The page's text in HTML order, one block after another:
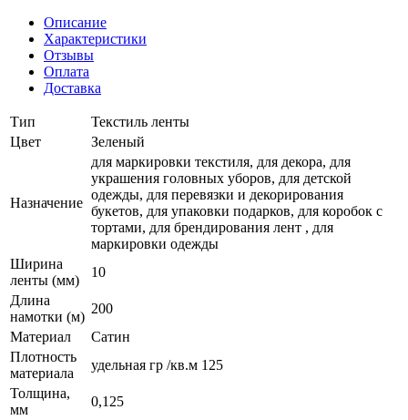
Описание
Характеристики
Отзывы
Оплата
Доставка
Тип
Текстиль ленты
Цвет
Зеленый
Назначение
для маркировки текстиля, для декора, для
украшения головных уборов, для детской
одежды, для перевязки и декорирования
букетов, для упаковки подарков, для коробок с
тортами, для брендирования лент , для
маркировки одежды
Ширина
ленты (мм)
10
Длина
намотки (м)
200
Материал
Сатин
Плотность
материала
удельная гр /кв.м 125
Толщина,
мм
0,125